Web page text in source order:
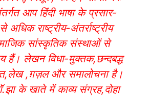
आप हिंंदी भाषा के प्रसार-
अधिक राष्ट्रीय-अंतर्राष्ट्रीय
सांस्कृतिक संस्थाओं से
हैं। लेखन विधा-मुक्तक,छन्दबद्ध
,ग़ज़ल और समालोचना है।
के खाते में काव्य संग्रह,दोहा